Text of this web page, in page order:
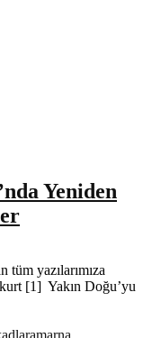
Yeniden
tüm yazılarımıza
[1] Yakın Doğu’yu
amarna